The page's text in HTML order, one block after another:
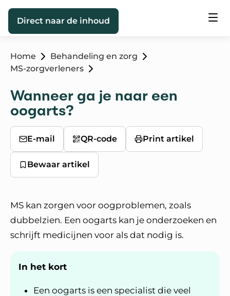
Direct naar de inhoud
Home
Behandeling en zorg
MS-zorgverleners
Wanneer ga je naar een
oogarts?
E-mail QR-code Print artikel
Bewaar artikel
MS kan zorgen voor oogproblemen, zoals
dubbelzien. Een oogarts kan je onderzoeken en
schrijft medicijnen voor als dat nodig is.
In het kort
Een oogarts is een specialist die veel